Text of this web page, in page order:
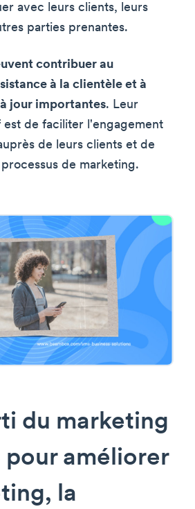
avec leurs clients, leurs
parties prenantes.
contribuer au
à la clientèle et à
jour importantes. Leur
de faciliter l'engagement
de leurs clients et de
de marketing.
du marketing
pour améliorer
la